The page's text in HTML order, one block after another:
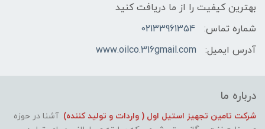
بهترین کیفیت را از ما دریافت کنید
شماره تماس:
02133961354
آدرس ایمیل:
www.oilco.316gmail.com
درباره ما
شرکت تامین تجهیز استیل اول ( واردات و تولید کننده) آشنا در حوزه